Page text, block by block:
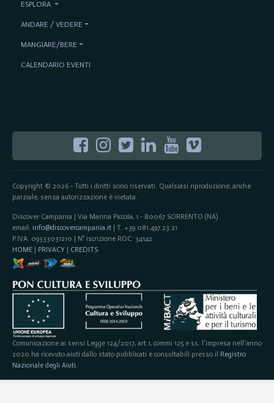
Copyright © 2026 - Tutti i diritti sono riservati. Qualsiasi riproduzione, anche
parziale, senza autorizzazione è vietata.
Discover Campania | Via Marina Piccola, 1 - 80067 SORRENTO (NA)
email: info@discovercampania.it| T. +39 081.497.23.21
P.IVA: 09333031210 | N° iscrizione ROC: 34142
HOME| PRIVACY | CREDITS
Comunicazione ai sensi Legge 124/2017, art.1, commi 125 e ss. l'impresa nell'anno
2020 ha ricevuto aiuti dallo stato pubblicati e consultabili presso il Registro
Nazionale degli Aiuti
ESPLORA
ANDARE / VEDERE
MANGIARE/BERE
CALENDARIO EVENTI